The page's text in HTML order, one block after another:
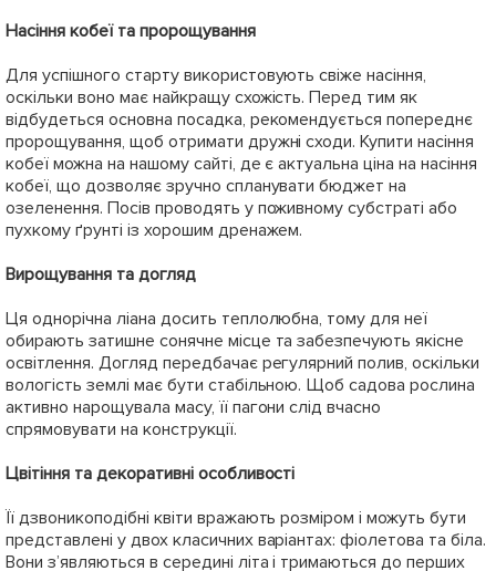
Насіння кобеї та пророщування
Для успішного старту використовують свіже насіння,
оскільки воно має найкращу схожість. Перед тим як
відбудеться основна посадка, рекомендується попереднє
пророщування, щоб отримати дружні сходи. Купити насіння
кобеї можна на нашому сайті, де є актуальна ціна на насіння
кобеї, що дозволяє зручно спланувати бюджет на
озеленення. Посів проводять у поживному субстраті або
пухкому ґрунті із хорошим дренажем.
Вирощування та догляд
Ця однорічна ліана досить теплолюбна, тому для неї
обирають затишне сонячне місце та забезпечують якісне
освітлення. Догляд передбачає регулярний полив, оскільки
вологість землі має бути стабільною. Щоб садова рослина
активно нарощувала масу, її пагони слід вчасно
спрямовувати на конструкції.
Цвітіння та декоративні особливості
Її дзвоникоподібні квіти вражають розміром і можуть бути
представлені у двох класичних варіантах: фіолетова та біла.
Вони з’являються в середині літа і тримаються до перших